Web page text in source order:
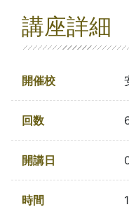
講座詳細
開催校
回数
開講日
時間